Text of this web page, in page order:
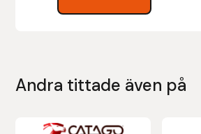
Andra tittade även på